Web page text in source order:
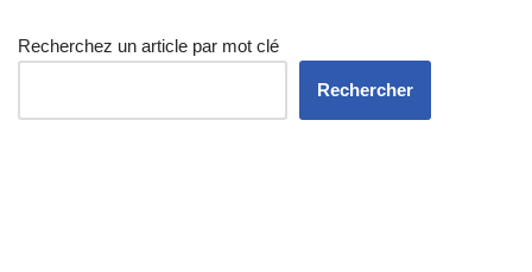
Recherchez un article par mot clé
Rechercher